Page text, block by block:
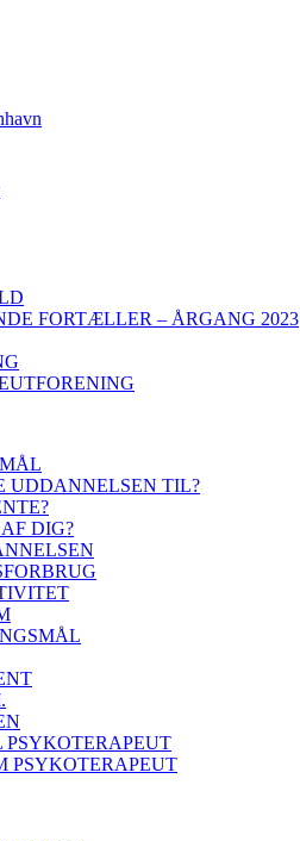
FORTÆLLER – ÅRGANG 2023
UDDANNELSEN TIL?
DIG?
PSYKOTERAPEUT
PSYKOTERAPEUT